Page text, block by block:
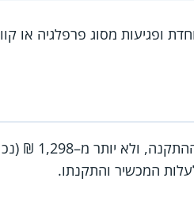
פעולות איבה עם דרגת נכות 100% מיוחדת
המכשיר והתקנתו.